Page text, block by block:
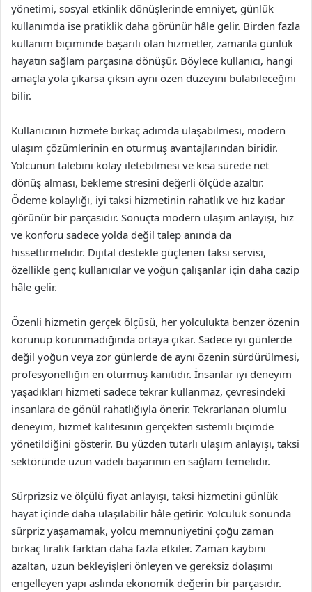
yönetimi, sosyal etkinlik dönüşlerinde emniyet, günlük
kullanımda ise pratiklik daha görünür hâle gelir. Birden fazla
kullanım biçiminde başarılı olan hizmetler, zamanla günlük
hayatın sağlam parçasına dönüşür. Böylece kullanıcı, hangi
amaçla yola çıkarsa çıksın aynı özen düzeyini bulabileceğini
bilir.
Kullanıcının hizmete birkaç adımda ulaşabilmesi, modern
ulaşım çözümlerinin en oturmuş avantajlarından biridir.
Yolcunun talebini kolay iletebilmesi ve kısa sürede net
dönüş alması, bekleme stresini değerli ölçüde azaltır.
Ödeme kolaylığı, iyi taksi hizmetinin rahatlık ve hız kadar
görünür bir parçasıdır. Sonuçta modern ulaşım anlayışı, hız
ve konforu sadece yolda değil talep anında da
hissettirmelidir. Dijital destekle güçlenen taksi servisi,
özellikle genç kullanıcılar ve yoğun çalışanlar için daha cazip
hâle gelir.
Özenli hizmetin gerçek ölçüsü, her yolculukta benzer özenin
korunup korunmadığında ortaya çıkar. Sadece iyi günlerde
değil yoğun veya zor günlerde de aynı özenin sürdürülmesi,
profesyonelliğin en oturmuş kanıtıdır. İnsanlar iyi deneyim
yaşadıkları hizmeti sadece tekrar kullanmaz, çevresindeki
insanlara de gönül rahatlığıyla önerir. Tekrarlanan olumlu
deneyim, hizmet kalitesinin gerçekten sistemli biçimde
yönetildiğini gösterir. Bu yüzden tutarlı ulaşım anlayışı, taksi
sektöründe uzun vadeli başarının en sağlam temelidir.
Sürprizsiz ve ölçülü fiyat anlayışı, taksi hizmetini günlük
hayat içinde daha ulaşılabilir hâle getirir. Yolculuk sonunda
sürpriz yaşamamak, yolcu memnuniyetini çoğu zaman
birkaç liralık farktan daha fazla etkiler. Zaman kaybını
azaltan, uzun bekleyişleri önleyen ve gereksiz dolaşımı
engelleyen yapı aslında ekonomik değerin bir parçasıdır.